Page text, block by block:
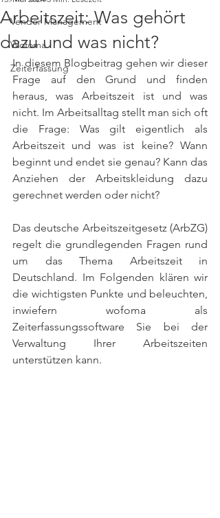
Vendor Management
Wofoma
Zeiterfassung
Arbeitszeit: Was gehört
dazu und was nicht?
In diesem Blogbeitrag gehen wir dieser
Frage auf den Grund und finden
heraus, was Arbeitszeit ist und was
nicht. Im Arbeitsalltag stellt man sich oft
die Frage: Was gilt eigentlich als
Arbeitszeit und was ist keine? Wann
beginnt und endet sie genau? Kann das
Anziehen der Arbeitskleidung dazu
gerechnet werden oder nicht?
Das deutsche Arbeitszeitgesetz (ArbZG)
regelt die grundlegenden Fragen rund
um das Thema Arbeitszeit in
Deutschland. Im Folgenden klären wir
die wichtigsten Punkte und beleuchten,
inwiefern wofoma als
Zeiterfassungssoftware Sie bei der
Verwaltung Ihrer Arbeitszeiten
unterstützen kann.